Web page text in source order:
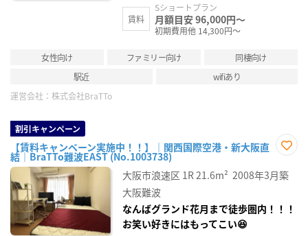
賃料
Sショートプラン
月額目安 96,000円～
初期費用他 14,300円～
女性向け ファミリー向け
同棲向け
駅近
wifiあり
運営会社： 株式会社BraTTo
割引キャンペーン
【賃料キャンペーン実施中！！】｜関西国際空港・新大阪直
結｜BraTTo難波EAST (No.1003738)
に入
り登
大阪市浪速区 1R 21.6m² 2008年3月築
大阪難波
なんばグランド花月まで徒歩圏内！！！
お笑い好きにはもってこい😆